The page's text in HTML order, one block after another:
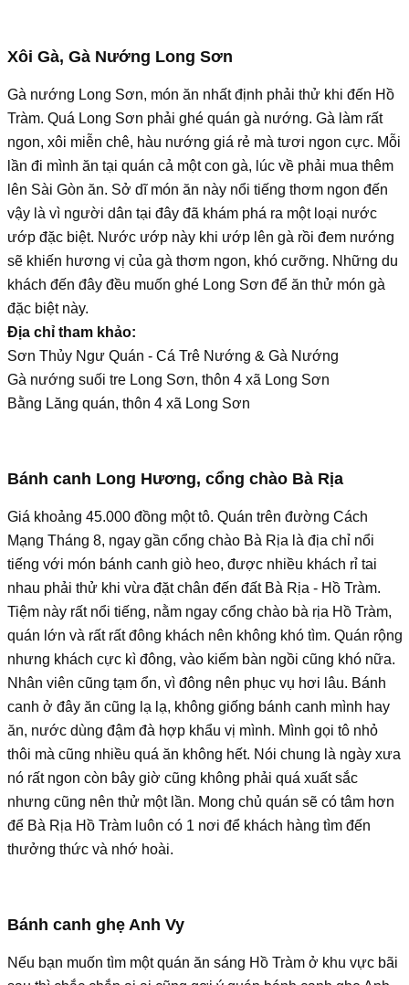
Xôi Gà, Gà Nướng Long Sơn
Gà nướng Long Sơn, món ăn nhất định phải thử khi đến Hồ
Tràm. Quá Long Sơn phải ghé quán gà nướng. Gà làm rất
ngon, xôi miễn chê, hàu nướng giá rẻ mà tươi ngon cực. Mỗi
lần đi mình ăn tại quán cả một con gà, lúc về phải mua thêm
lên Sài Gòn ăn. Sở dĩ món ăn này nổi tiếng thơm ngon đến
vậy là vì người dân tại đây đã khám phá ra một loại nước
ướp đặc biệt. Nước ướp này khi ướp lên gà rồi đem nướng
sẽ khiến hương vị của gà thơm ngon, khó cưỡng. Những du
khách đến đây đều muốn ghé Long Sơn để ăn thử món gà
đặc biệt này.
Địa chỉ tham khảo:
Sơn Thủy Ngư Quán - Cá Trê Nướng & Gà Nướng
Gà nướng suối tre Long Sơn, thôn 4 xã Long Sơn
Bằng Lăng quán, thôn 4 xã Long Sơn
Bánh canh Long Hương, cổng chào Bà Rịa
Giá khoảng 45.000 đồng một tô. Quán trên đường Cách
Mạng Tháng 8, ngay gần cổng chào Bà Rịa là địa chỉ nổi
tiếng với món bánh canh giò heo, được nhiều khách rỉ tai
nhau phải thử khi vừa đặt chân đến đất Bà Rịa - Hồ Tràm.
Tiệm này rất nổi tiếng, nằm ngay cổng chào bà rịa Hồ Tràm,
quán lớn và rất rất đông khách nên không khó tìm. Quán rộng
nhưng khách cực kì đông, vào kiếm bàn ngồi cũng khó nữa.
Nhân viên cũng tạm ổn, vì đông nên phục vụ hơi lâu. Bánh
canh ở đây ăn cũng lạ lạ, không giống bánh canh mình hay
ăn, nước dùng đậm đà hợp khẩu vị mình. Mình gọi tô nhỏ
thôi mà cũng nhiều quá ăn không hết. Nói chung là ngày xưa
nó rất ngon còn bây giờ cũng không phải quá xuất sắc
nhưng cũng nên thử một lần. Mong chủ quán sẽ có tâm hơn
để Bà Rịa Hồ Tràm luôn có 1 nơi để khách hàng tìm đến
thưởng thức và nhớ hoài.
Bánh canh ghẹ Anh Vy
Nếu bạn muốn tìm một quán ăn sáng Hồ Tràm ở khu vực bãi